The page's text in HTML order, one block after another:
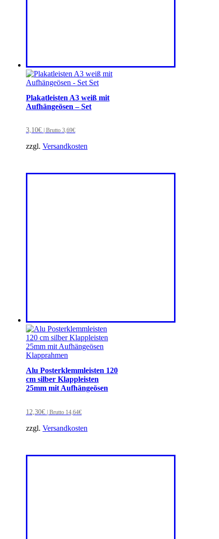
Plakatleisten A3 weiß mit
Aufhängeösen – Set
3,10€ | Brutto 3,69€
zzgl. Versandkosten
Alu Posterklemmleisten 120
cm silber Klappleisten
25mm mit Aufhängeösen
12,30€ | Brutto 14,64€
zzgl. Versandkosten